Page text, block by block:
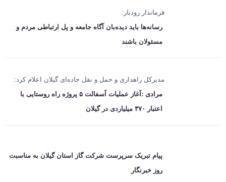
فرماندار رودبار:
رسانه‌ها باید دیده‌بان آگاه جامعه و پل ارتباطی مردم و
مسئولان باشند
مدیرکل راهداری و حمل‌ و نقل جاده‌ای گیلان اعلام کرد:
مرادی :آغاز عملیات آسفالت ۵ پروژه راه ‌روستایی با
اعتبار ۳۷۰ میلیاردی در گیلان
پیام تبریک سرپرست شرکت گاز استان گیلان به مناسبت
روز خبرنگار